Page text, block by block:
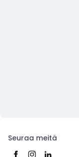
Seuraa meitä